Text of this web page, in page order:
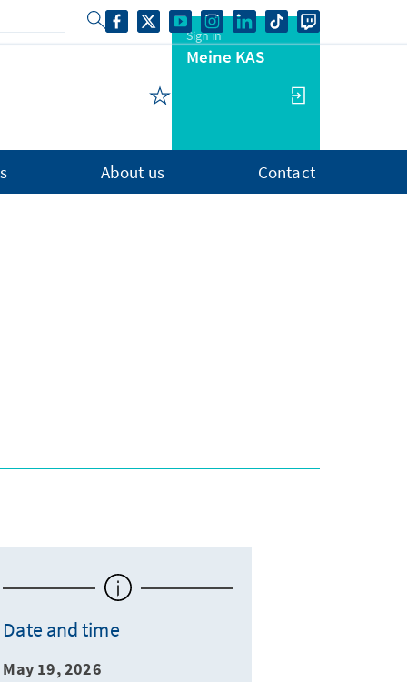
Sign in
Meine KAS
About us Contact
Date and time
May 19, 2026